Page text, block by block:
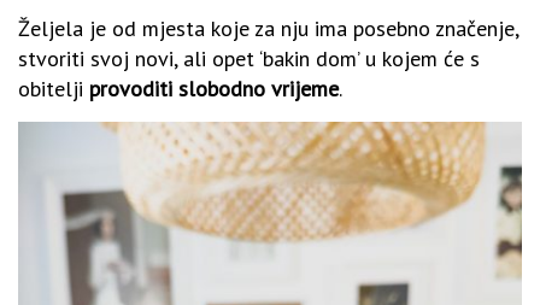
Željela je od mjesta koje za nju ima posebno značenje,
stvoriti svoj novi, ali opet ‘bakin dom’ u kojem će s
obitelji provoditi slobodno vrijeme.